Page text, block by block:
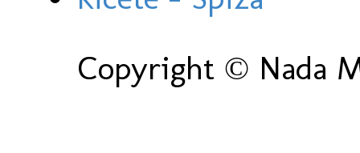
Copyright © Nada